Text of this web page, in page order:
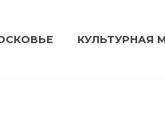
КУЛЬТУРНАЯ